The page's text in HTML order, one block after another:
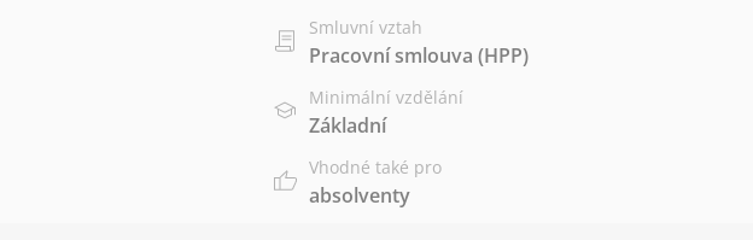
Smluvní vztah
Pracovní smlouva (HPP)
Minimální vzdělání
Základní
Vhodné také pro
absolventy